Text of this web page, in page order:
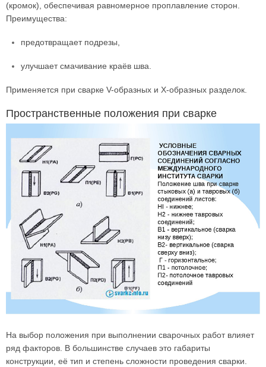
(кромок), обеспечивая равномерное проплавление сторон.
Преимущества:
предотвращает подрезы,
улучшает смачивание краёв шва.
Применяется при сварке V-образных и X-образных разделок.
Пространственные положения при сварке
На выбор положения при выполнении сварочных работ влияет
ряд факторов. В большинстве случаев это габариты
конструкции, её тип и степень сложности проведения сварки.